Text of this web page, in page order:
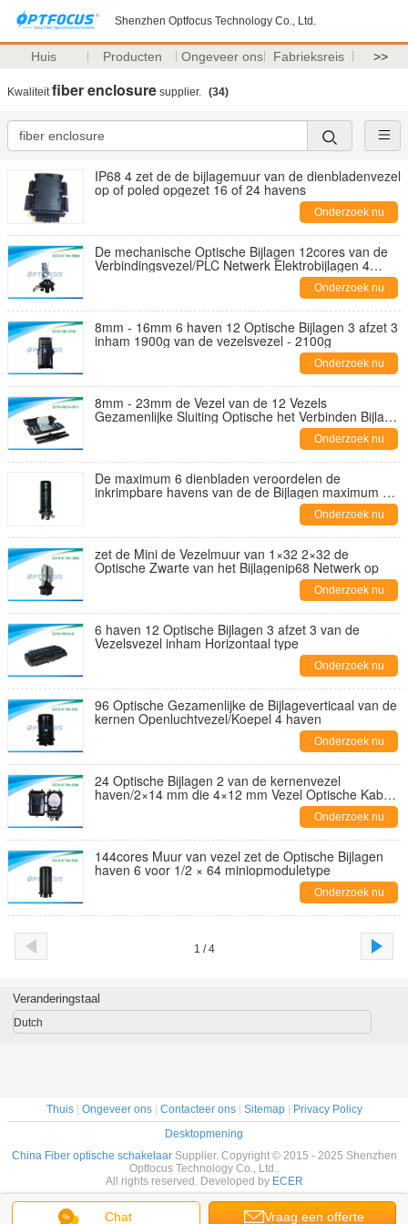
Shenzhen Optfocus Technology Co., Ltd.
Huis Producten Ongeveer ons Fabrieksreis >>
Kwaliteitfiber enclosure supplier. (34)
IP68 4 zet de de bijlagemuur van de dienbladenvezel
op of poled opgezet 16 of 24 havens
Onderzoek nu
De mechanische Optische Bijlagen 12cores van de
Verbindingsvezel/PLC Netwerk Elektrobijlagen 4
Onderzoek nu
8mm - 16mm 6 haven 12 Optische Bijlagen 3 afzet 3
inham 1900g van de vezelsvezel - 2100g
Onderzoek nu
8mm - 23mm de Vezel van de 12 Vezels
Gezamenlijke Sluiting Optische het Verbinden Bijlage
Onderzoek nu
De maximum 6 dienbladen veroordelen de
inkrimpbare havens van de de Bijlagen maximum 4
kabel van de verbindingsvezel Optische voor
Onderzoek nu
zet de Mini de Vezelmuur van 1×32 2×32 de
Optische Zwarte van het Bijlagenip68 Netwerk op
Onderzoek nu
6 haven 12 Optische Bijlagen 3 afzet 3 van de
Vezelsvezel inham Horizontaal type
Onderzoek nu
96 Optische Gezamenlijke de Bijlageverticaal van de
kernen Openluchtvezel/Koepel 4 haven
Onderzoek nu
24 Optische Bijlagen 2 van de kernenvezel
haven/2×14 mm die 4×12 mm Vezel Optische Kabel
Onderzoek nu
144cores Muur van vezel zet de Optische Bijlagen
haven 6 voor 1/2 × 64 miniopmoduletype
Onderzoek nu
1 / 4
Chat Vraag een offerte
Veranderingstaal
Dutch
Thuis| Ongeveer ons| Contacteer ons| Sitemap|
Privacy Policy
Desktopmening
China Fiber optische schakelaarSupplier. Copyright © 2015 - 2025 Shenzhen
Optfocus Technology Co., Ltd..
All rights reserved. Developed by ECER